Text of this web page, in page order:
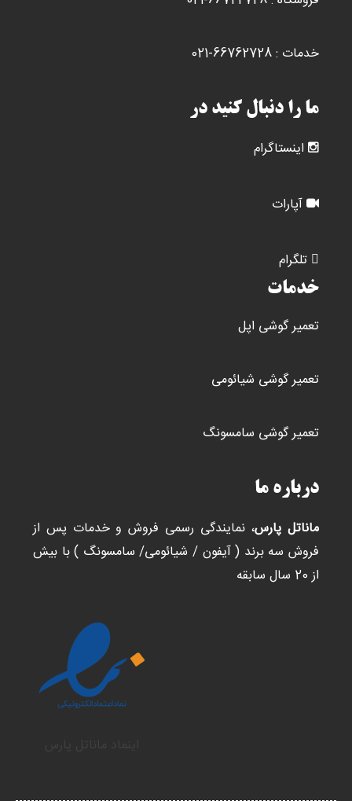
خدمات : 66762728-021
ما را دنبال کنید در
اینستاگرام
آپارات
تلگرام
خدمات
تعمیر گوشی اپل
تعمیر گوشی شیائومی
تعمیر گوشی سامسونگ
درباره ما
ماناتل پارس، نمایندگی رسمی فروش و خدمات پس از
فروش سه برند ( آیفون / شیائومی/ سامسونگ ) با بیش
از 20 سال سابقه